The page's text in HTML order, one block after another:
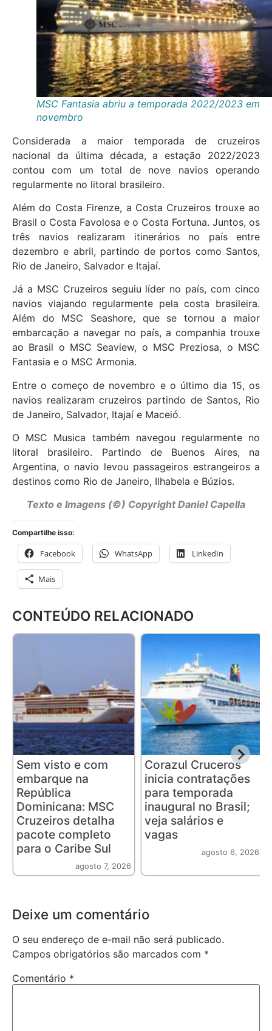
MSC Fantasia abriu a temporada 2022/2023 em
novembro
Considerada a maior temporada de cruzeiros
nacional da última década, a estação 2022/2023
contou com um total de nove navios operando
regularmente no litoral brasileiro.
Além do Costa Firenze, a Costa Cruzeiros trouxe ao
Brasil o Costa Favolosa e o Costa Fortuna. Juntos, os
três navios realizaram itinerários no país entre
dezembro e abril, partindo de portos como Santos,
Rio de Janeiro, Salvador e Itajaí.
Já a MSC Cruzeiros seguiu líder no país, com cinco
navios viajando regularmente pela costa brasileira.
Além do MSC Seashore, que se tornou a maior
embarcação a navegar no país, a companhia trouxe
ao Brasil o MSC Seaview, o MSC Preziosa, o MSC
Fantasia e o MSC Armonia.
Entre o começo de novembro e o último dia 15, os
navios realizaram cruzeiros partindo de Santos, Rio
de Janeiro, Salvador, Itajaí e Maceió.
O MSC Musica também navegou regularmente no
litoral brasileiro. Partindo de Buenos Aires, na
Argentina, o navio levou passageiros estrangeiros a
destinos como Rio de Janeiro, Ilhabela e Búzios.
Texto e Imagens (©) Copyright Daniel Capella
Compartilhe isso:
Facebook WhatsApp LinkedIn
Mais
CONTEÚDO RELACIONADO
Sem visto e com
embarque na
República
Dominicana: MSC
Cruzeiros detalha
pacote completo
para o Caribe Sul
agosto 7, 2026
Corazul Cruceros
inicia contratações
para temporada
inaugural no Brasil;
veja salários e
vagas
agosto 6, 2026
Deixe um comentário
O seu endereço de e-mail não será publicado.
Campos obrigatórios são marcados com *
Comentário *